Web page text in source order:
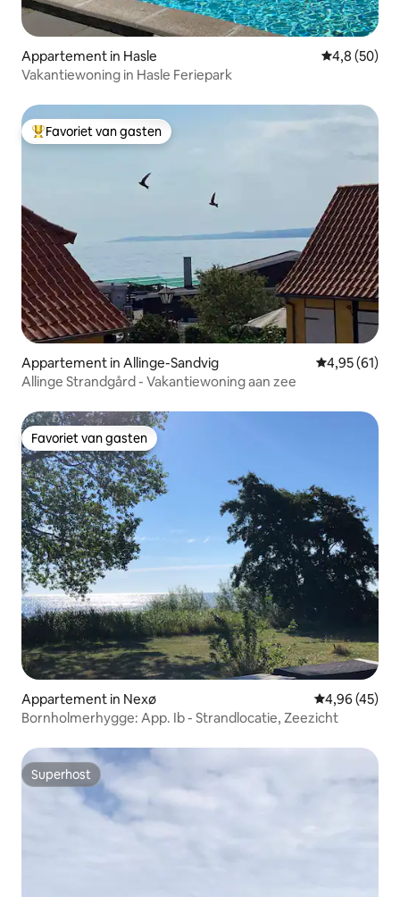
Appartement in Hasle Gemiddelde
4,8 (50)
Vakantiewoning in Hasle Feriepark
Topfavoriet van gasten
Favoriet van gasten
Appartement in Allinge-Sandvig Gemiddelde
4,95 (61)
Allinge Strandgård - Vakantiewoning aan zee
Favoriet van gasten
Favoriet van gasten
Appartement in Nexø Gemiddelde
4,96 (45)
Bornholmerhygge: App. Ib - Strandlocatie, Zeezicht
Superhost
Superhost